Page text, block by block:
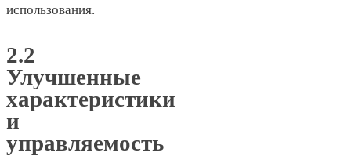
использования.
2.2
Улучшенные
характеристики
и
управляемость